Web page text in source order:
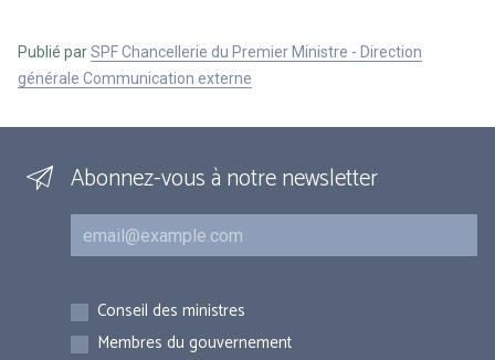
Publié parSPF Chancellerie du Premier Ministre - Direction
générale Communication externe
Abonnez-vous à notre newsletter
Courriel
Inscriptions
Conseil des ministres
Membres du gouvernement